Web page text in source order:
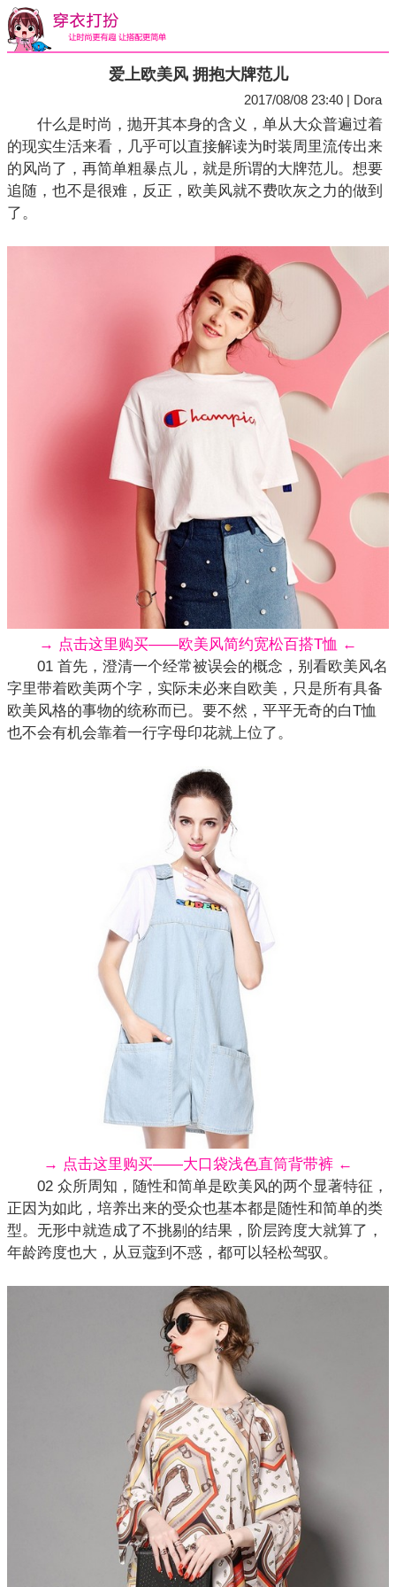
爱上欧美风 拥抱大牌范儿
2017/08/08 23:40 | Dora
什么是时尚，抛开其本身的含义，单从大众普遍过着
的现实生活来看，几乎可以直接解读为时装周里流传出来
的风尚了，再简单粗暴点儿，就是所谓的大牌范儿。想要
追随，也不是很难，反正，欧美风就不费吹灰之力的做到
了。
→ 点击这里购买——欧美风简约宽松百搭T恤 ←
01 首先，澄清一个经常被误会的概念，别看欧美风名
字里带着欧美两个字，实际未必来自欧美，只是所有具备
欧美风格的事物的统称而已。要不然，平平无奇的白T恤
也不会有机会靠着一行字母印花就上位了。
→ 点击这里购买——大口袋浅色直筒背带裤 ←
02 众所周知，随性和简单是欧美风的两个显著特征，
正因为如此，培养出来的受众也基本都是随性和简单的类
型。无形中就造成了不挑剔的结果，阶层跨度大就算了，
年龄跨度也大，从豆蔻到不惑，都可以轻松驾驭。